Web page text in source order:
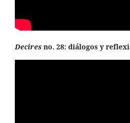
Decires no. 28: diálogos y